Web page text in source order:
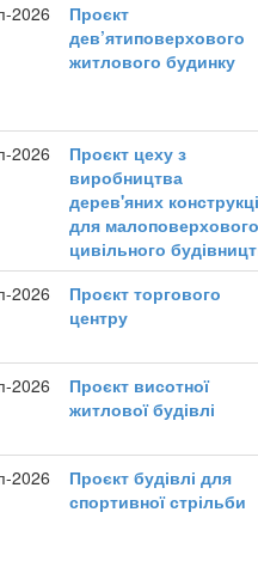
2026
Проєкт
дев’ятиповерхового
житлового будинку
2026
Проєкт цеху з
виробництва
дерев'яних
для малоповерхового
цивільного
2026
Проєкт торгового
центру
2026
Проєкт висотної
житлової будівлі
2026
Проєкт будівлі для
спортивної стрільби